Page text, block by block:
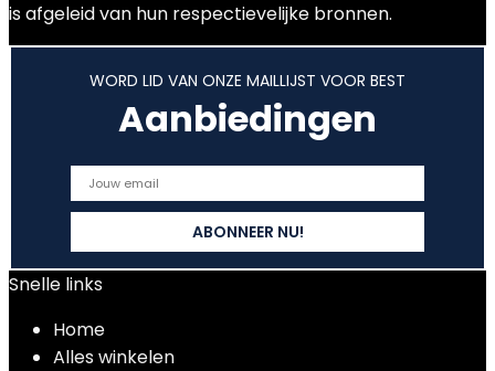
is afgeleid van hun respectievelijke bronnen.
WORD LID VAN ONZE MAILLIJST VOOR BEST
Aanbiedingen
Snelle links
Home
Alles winkelen